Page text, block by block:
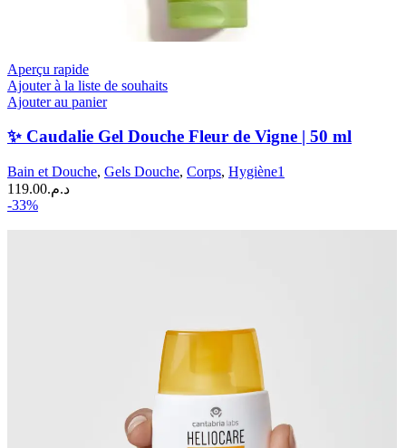
Aperçu rapide
Ajouter à la liste de souhaits
Ajouter au panier
✨ Caudalie Gel Douche Fleur de Vigne | 50 ml
Bain et Douche, Gels Douche, Corps, Hygiène1
د.م.119.00
-33%